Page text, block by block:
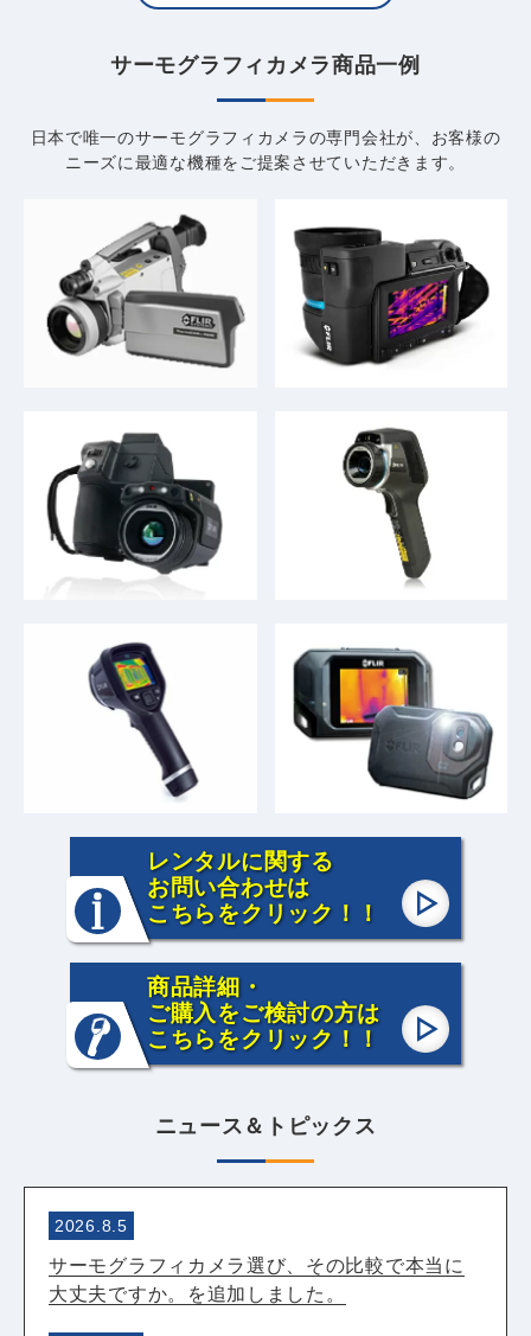
サーモグラフィカメラ商品一例
日本で唯一のサーモグラフィカメラの専門会社が、 お客様の
ニーズに最適な機種をご提案させていただきます。
レンタルに関する
お問い合わせは
こちらをクリック！！
商品詳細・
ご購入をご検討の方は
こちらをクリック！！
ニュース＆トピックス
2026.8.5
サーモグラフィカメラ選び、その比較で本当に
大丈夫ですか。を追加しました。